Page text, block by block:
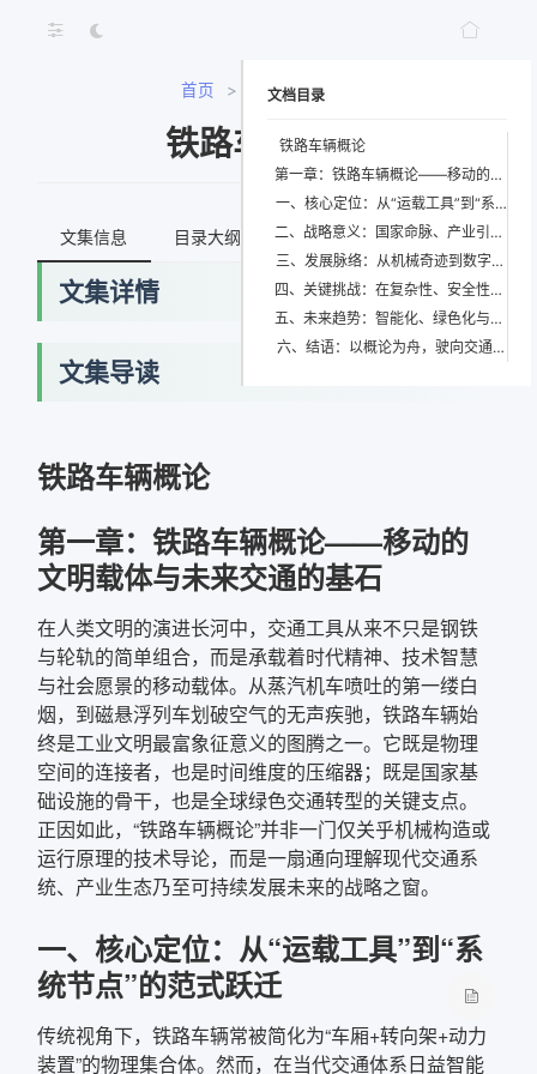
首页 > 铁路车辆概论
铁路车辆概论
文集信息 目录大纲 最新文档 知识宇宙
文集详情
文集导读
铁路车辆概论
第一章：铁路车辆概论——移动的
文明载体与未来交通的基石
在人类文明的演进长河中，交通工具从来不只是钢铁
与轮轨的简单组合，而是承载着时代精神、技术智慧
与社会愿景的移动载体。从蒸汽机车喷吐的第一缕白
烟，到磁悬浮列车划破空气的无声疾驰，铁路车辆始
终是工业文明最富象征意义的图腾之一。它既是物理
空间的连接者，也是时间维度的压缩器；既是国家基
础设施的骨干，也是全球绿色交通转型的关键支点。
正因如此，“铁路车辆概论”并非一门仅关乎机械构造或
运行原理的技术导论，而是一扇通向理解现代交通系
统、产业生态乃至可持续发展未来的战略之窗。
一、核心定位：从“运载工具”到“系
统节点”的范式跃迁
传统视角下，铁路车辆常被简化为“车厢+转向架+动力
装置”的物理集合体。然而，在当代交通体系日益智能
文档目录
铁路车辆概论
第一章：铁路车辆概论——移动的文明载体与未来交通的基石
一、核心定位：从“运载工具”到“系统节点”的范式跃迁
二、战略意义：国家命脉、产业引擎与可持续未来的交汇点
三、发展脉络：从机械奇迹到数字孪生的百年跃迁
四、关键挑战：在复杂性、安全性与可持续性之间寻求平衡
五、未来趋势：智能化、绿色化与服务化的三位一体演进
六、结语：以概论为舟，驶向交通文明的新大陆
确定
复制弹框内信息